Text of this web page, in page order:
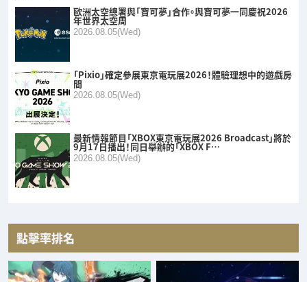
歐洲太空總署與「寶可夢」合作。與寶可夢一同慶祝2026
年世界太空周
2026.08.05(Wed)
「Pixio」確定參展東京電玩展2026！體驗理想中的遊戲房
間
2026.08.05(Wed)
最新情報節目「XBOX東京電玩展2026 Broadcast」將於
9月17日播出！同日舉辦的「XBOX F…
2026.08.05(Wed)
點擊率排名